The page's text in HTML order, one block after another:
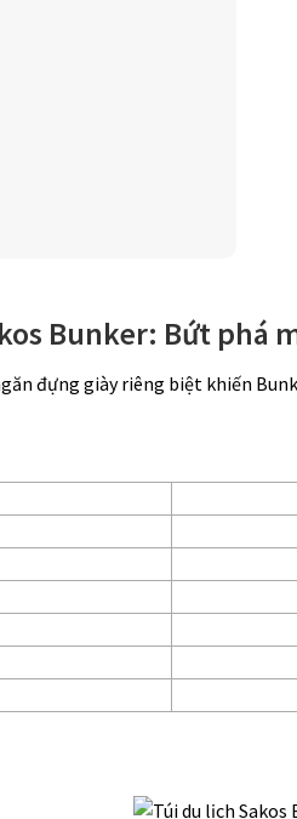
Bunker: Bứt phá
đựng giày riêng biệt khiến